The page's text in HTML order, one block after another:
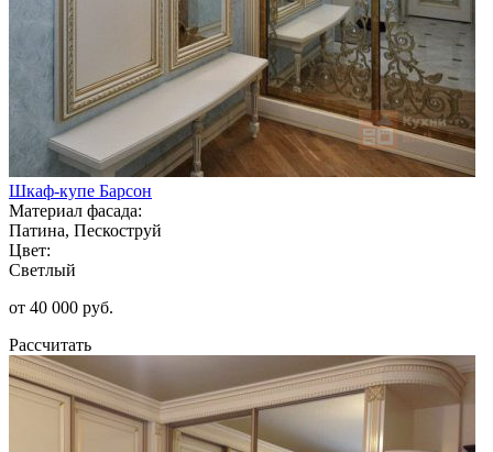
Шкаф-купе Барсон
Материал фасада:
Патина, Пескоструй
Цвет:
Светлый
от 40 000 руб.
Рассчитать